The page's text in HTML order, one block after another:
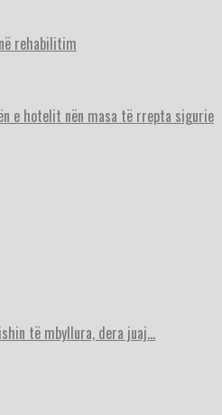
rehabilitim
e hotelit nën masa të rrepta sigurie
të mbyllura, dera juaj…